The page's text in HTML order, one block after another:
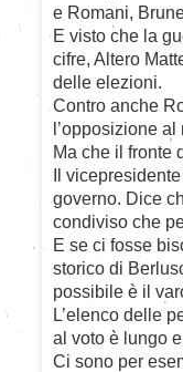
e Romani,
E visto che la
cifre, Altero
delle elezioni.
Contro anche
l’opposizione
Ma che il fronte
Il
governo. Dice
condiviso che
E se ci fosse
storico di
possibile è il
L’elenco delle
al voto è lungo
Ci sono per